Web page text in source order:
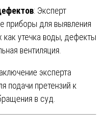
: Эксперт
приборы для выявления
как утечка воды, дефекты
вентиляция.
эксперта
подачи претензий к
в суд.